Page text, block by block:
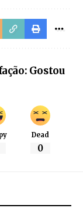
Gostou
Dead
0